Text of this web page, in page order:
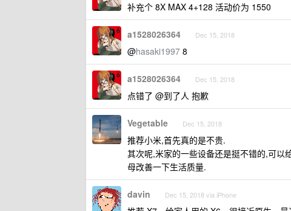
补充个 8X MAX 4+128 活动价为 1550
a1528026364 Dec 15, 2018
@hasaki1997 8
a1528026364 Dec 15, 2018
点错了 @到了人 抱歉
Vegetable Dec 15, 2018
推荐小米,首先真的是不贵.
其次呢,米家的一些设备还是挺不错的,可以
母改善一下生活质量.
davin Dec 15, 2018 via iPhone